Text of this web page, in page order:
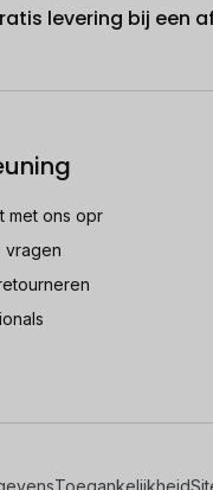
levering bij een
met ons opr
vragen
Toegankelijkheid